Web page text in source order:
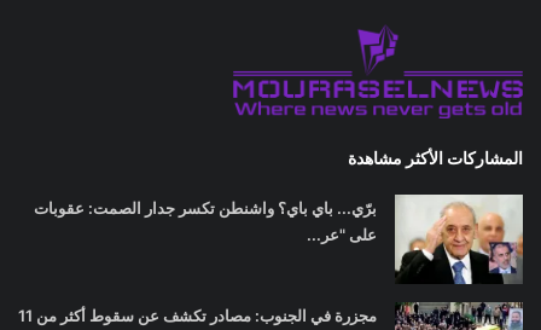
المشاركات الأكثر مشاهدة
برّي... باي باي؟ واشنطن تكسر جدار الصمت: عقوبات
على "عر...
مجزرة في الجنوب: مصادر تكشف عن سقوط أكثر من 11